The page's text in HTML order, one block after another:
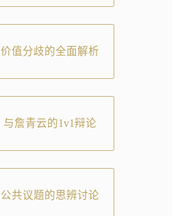
价值分歧的全面解析
与詹青云的1v1辩论
公共议题的思辨讨论